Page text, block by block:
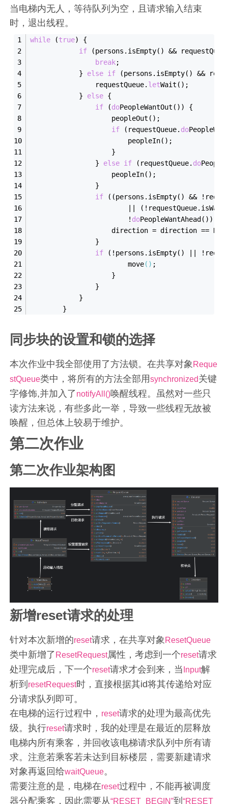
当电梯内无人，等待队列为空，且请求输入结束
时，退出线程。
while (true) {
if (persons.isEmpty() &&
break;
            }
else if (persons.isEmpty() &&
                requestQueue.
letWait() ;
            }
else {
if (doPeopleWantOut() ) {
                    people
Out() ;
if (requestQueue. do
                        people
In() ;
                    }
                }
else if (requestQueue. do
                    people
In() ;
                }
if ((persons.isEmpty() &&
                        || (!requestQueue.is
                        !
doPeopleWantAhead() )) {
                    direction = direction
==
                }
if (!persons.isEmpty()
                        move
() ;
                    }
                }
            }
        }
同步块的设置和锁的选择
本次作业中我全部使用了方法锁。在共享对象 Reque
stQueue类中，将所有的方法全部用synchronized关键
字修饰,并加入了notifyAll()唤醒线程。虽然对一些只
读方法来说，有些多此一举，导致一些线程无故被
唤醒，但总体上较易于维护。
第二次作业
第二次作业架构图
新增reset请求的处理
针对本次新增的reset请求，在共享对象 ResetQueue
类中新增了 ResetRequest属性，考虑到一个reset请求
处理完成后，下一个reset请求才会到来，当 Input解
析到 resetRequest时，直接根据其id将其传递给对应
分请求队列即可。
在电梯的运行过程中， reset请求的处理为最高优先
级。执行reset请求时，我的处理是在最近的层释放
电梯内所有乘客，并回收该电梯请求队列中所有请
求。注意若乘客若未达到目标楼层，需要新建请求
对象再返回给waitQueue。
需要注意的是，电梯在reset过程中，不能再被调度
器分配乘客，因此需要从“RESET_BEGIN”到“RESET_